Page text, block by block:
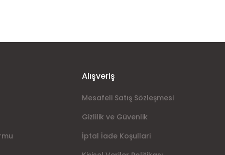
Alışveriş
Mesafeli Satış Sözleşmesi
Gizlilik ve Güvenlik
İptal İade Koşullari